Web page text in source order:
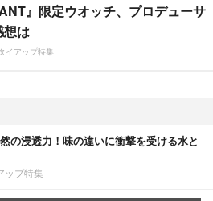
』限定ウオッチ、プロデューサ
想は
イアップ特集
の浸透力！味の違いに衝撃を受ける水と
ップ特集